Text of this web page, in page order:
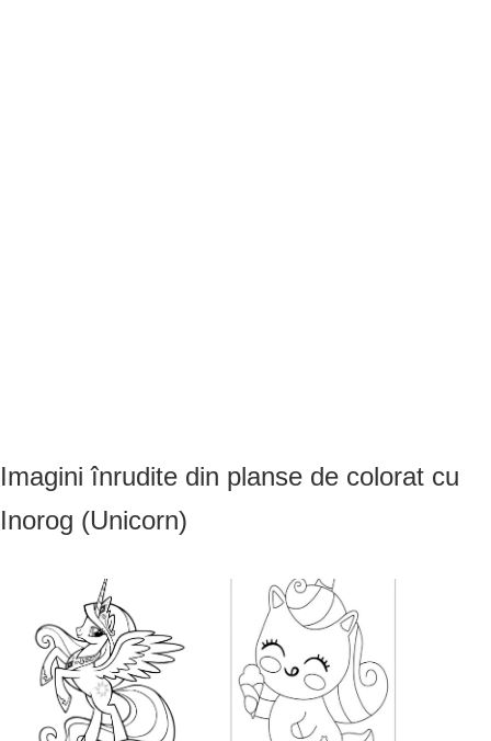
Imagini înrudite din planse de colorat cu
Inorog (Unicorn)